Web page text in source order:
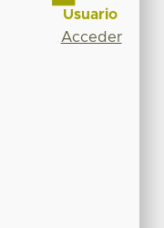
Usuario
Acceder